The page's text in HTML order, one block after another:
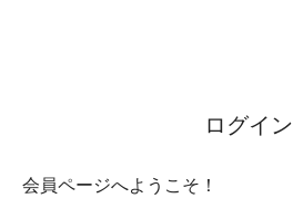
ログイン
会員ページへようこそ！